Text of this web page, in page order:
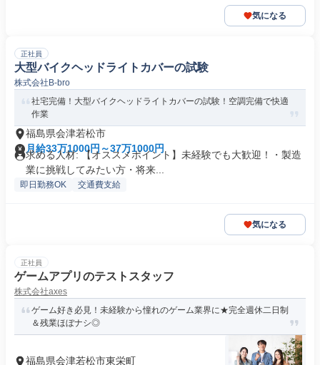
気になる
正社員
大型バイクヘッドライトカバーの試験
株式会社B-bro
社宅完備！大型バイクヘッドライトカバーの試験！空調完備で快適
作業
福島県会津若松市
月給33万1000円～37万1000円
求める人材: 【オススメポイント】未経験でも大歓迎！・製造
業に挑戦してみたい方・将来...
即日勤務OK 交通費支給
気になる
正社員
ゲームアプリのテストスタッフ
株式会社axes
ゲーム好き必見！未経験から憧れのゲーム業界に★完全週休二日制
＆残業ほぼナシ◎
福島県会津若松市東栄町